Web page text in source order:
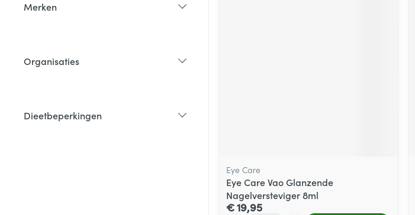
Merken
Organisaties
Dieetbeperkingen
Eye Care
Eye Care Vao Glanzende
Nagelversteviger 8ml
€ 19,95